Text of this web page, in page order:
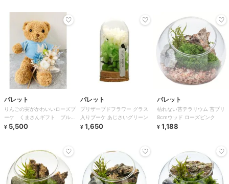
パレット
りんごの実がかわいいローズブ
ーケ くまさんギフト ブルー
ブーケ
¥ 5,500
パレット
プリザーブドフラワー グラス
入りブーケ あじさいグリーン
¥ 1,650
パレット
枯れない苔テラリウム 苔プリ
8cmウッド ローズピンク
¥ 1,188